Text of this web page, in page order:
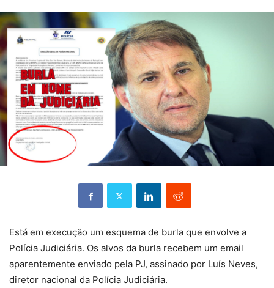
Está em execução um esquema de burla que envolve a
Polícia Judiciária. Os alvos da burla recebem um email
aparentemente enviado pela PJ, assinado por Luís Neves,
diretor nacional da Polícia Judiciária.